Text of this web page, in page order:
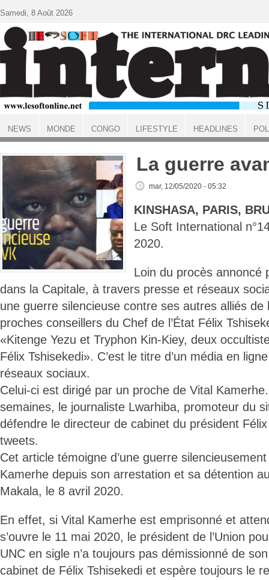
ACCUEIL
La guerre
mar, 12/05/2020 - 05:32
KINSHASA, PARIS,
Le Soft International
2020.
Loin du procès annoncé
dans la Capitale, à travers presse et réseaux
une guerre silencieuse contre ses autres alliés de
proches conseillers du Chef de l’État Félix
«Kitenge Yezu et Tryphon Kin-Kiey, deux
Félix Tshisekedi». C’est le titre d’un média en
réseaux sociaux.
Celui-ci est dirigé par un proche de Vital
semaines, le journaliste Lwarhiba, promoteur du
défendre le directeur de cabinet du président
tweets.
Cet article témoigne d’une guerre
Kamerhe depuis son arrestation et sa détention
Makala, le 8 avril 2020.
En effet, si Vital Kamerhe est emprisonné et
s’ouvre le 11 mai 2020, le président de l’Union
UNC en sigle n’a toujours pas démissionné de
cabinet de Félix Tshisekedi et espère toujours le
Samedi, 8 Août 2026
NEWS MONDE CONGO LIFESTYLE HEADLINES